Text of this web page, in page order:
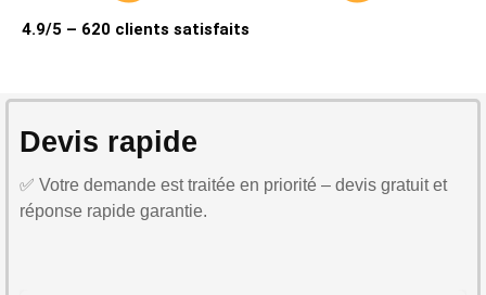
4.9/5 – 620 clients satisfaits
Devis rapide
✅ Votre demande est traitée en priorité – devis gratuit et
réponse rapide garantie.